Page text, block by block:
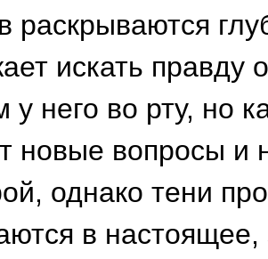
раскрываются
искать правду
него во рту, но
новые вопросы и
однако тени
в настоящее,